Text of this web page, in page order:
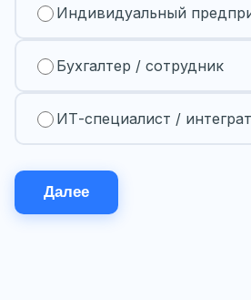
Индивидуальный
Бухгалтер / сотрудник
ИТ-специалист /
Далее